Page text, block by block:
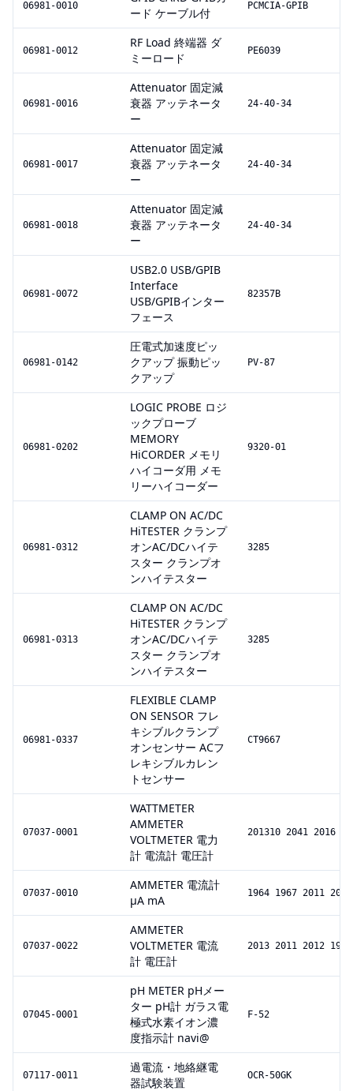
06981-0010
ード ケーブル付
PCMCIA-GPIB
06981-0012
RF Load 終端器 ダ
ミーロード
PE6039
06981-0016
Attenuator 固定減
衰器 アッテネータ
ー
24-40-34
06981-0017
Attenuator 固定減
衰器 アッテネータ
ー
24-40-34
06981-0018
Attenuator 固定減
衰器 アッテネータ
ー
24-40-34
06981-0072
USB2.0 USB/GPIB
Interface
USB/GPIBインター
フェース
82357B
06981-0142
圧電式加速度ピッ
クアップ 振動ピッ
クアップ
PV-87
06981-0202
LOGIC PROBE ロジ
ックプローブ
MEMORY
HiCORDER メモリ
ハイコーダ用 メモ
リーハイコーダー
9320-01
06981-0312
CLAMP ON AC/DC
HiTESTER クランプ
オンAC/DCハイテ
スター クランプオ
ンハイテスター
3285
06981-0313
CLAMP ON AC/DC
HiTESTER クランプ
オンAC/DCハイテ
スター クランプオ
ンハイテスター
3285
06981-0337
FLEXIBLE CLAMP
ON SENSOR フレ
キシブルクランプ
オンセンサー ACフ
レキシブルカレン
トセンサー
CT9667
07037-0001
WATTMETER
AMMETER
VOLTMETER 電力
計 電流計 電圧計
201310 2041 2016
07037-0010
AMMETER 電流計
μA mA
1964 1967 2011
07037-0022
AMMETER
VOLTMETER 電流
計 電圧計
2013 2011 2012 1972
07045-0001
pH METER pHメー
ター pH計 ガラス電
極式水素イオン濃
度指示計 navi@
F-52
07117-0011
過電流・地絡継電
器試験装置
OCR-50GK